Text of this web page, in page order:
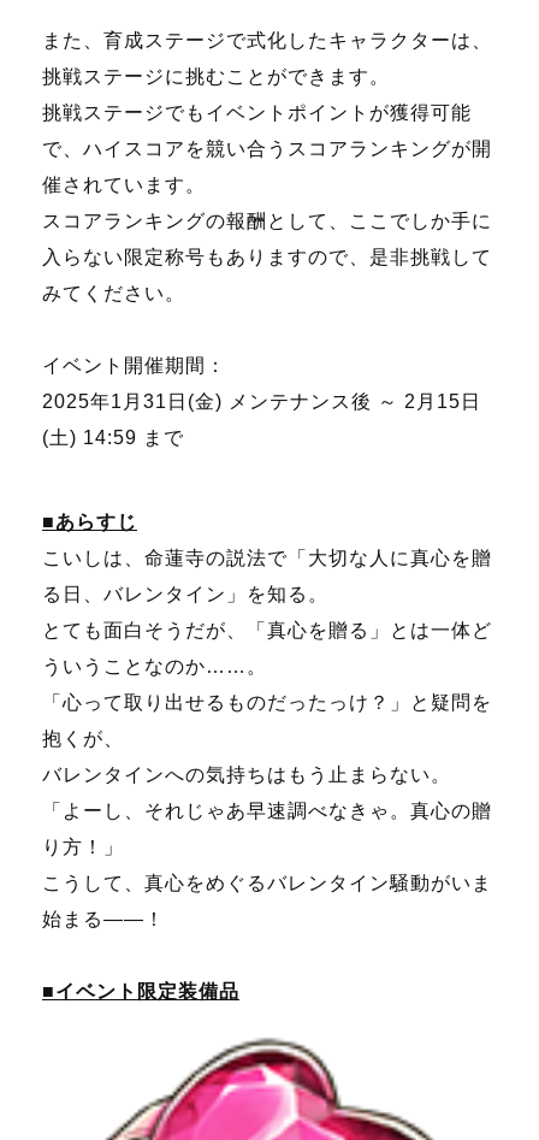
また、育成ステージで式化したキャラクターは、
挑戦ステージに挑むことができます。
挑戦ステージでもイベントポイントが獲得可能
で、ハイスコアを競い合うスコアランキングが開
催されています。
スコアランキングの報酬として、ここでしか手に
入らない限定称号もありますので、是非挑戦して
みてください。
イベント開催期間：
2025年1月31日(金) メンテナンス後 ～ 2月15日
(土) 14:59 まで
■あらすじ
こいしは、命蓮寺の説法で「大切な人に真心を贈
る日、バレンタイン」を知る。
とても面白そうだが、「真心を贈る」とは一体ど
ういうことなのか……。
「心って取り出せるものだったっけ？」と疑問を
抱くが、
バレンタインへの気持ちはもう止まらない。
「よーし、それじゃあ早速調べなきゃ。真心の贈
り方！」
こうして、真心をめぐるバレンタイン騒動がいま
始まる――！
■イベント限定装備品